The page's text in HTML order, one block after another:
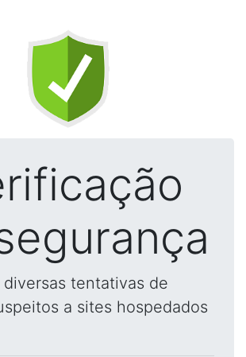
diversas tentativas de
a sites hospedados